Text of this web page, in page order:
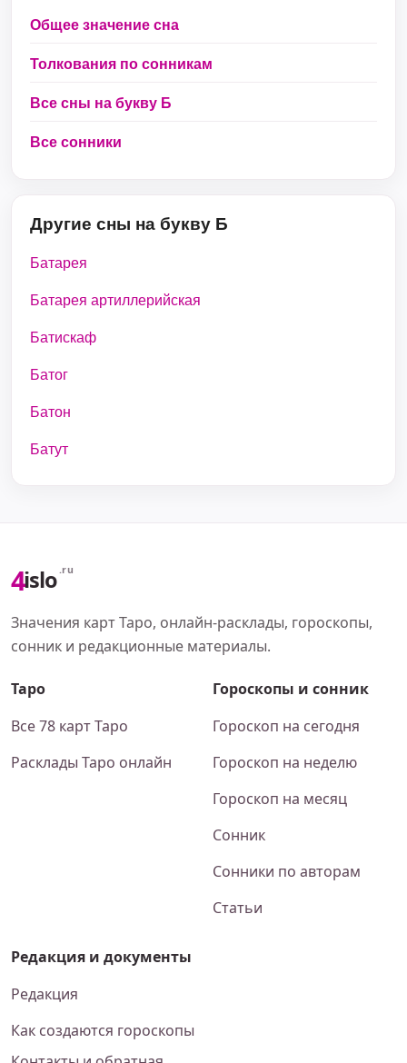
Общее значение сна
Толкования по сонникам
Все сны на букву Б
Все сонники
Другие сны на букву Б
Батарея
Батарея артиллерийская
Батискаф
Батог
Батон
Батут
4islo .ru
Значения карт Таро, онлайн-расклады, гороскопы,
сонник и редакционные материалы.
Таро
Все 78 карт Таро
Расклады Таро онлайн
Гороскопы и сонник
Гороскоп на сегодня
Гороскоп на неделю
Гороскоп на месяц
Сонник
Сонники по авторам
Статьи
Редакция и документы
Редакция
Как создаются гороскопы